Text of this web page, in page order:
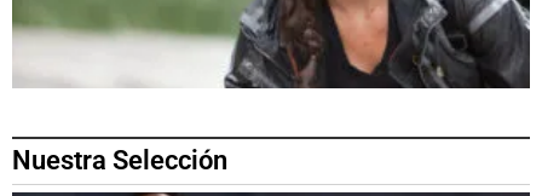
Nuestra Selección